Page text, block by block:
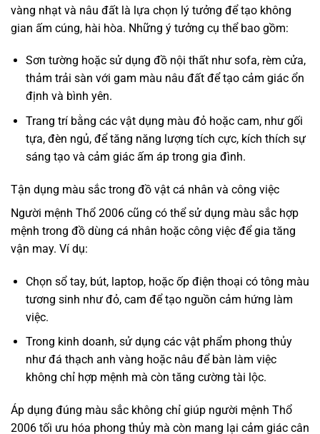
vàng nhạt và nâu đất là lựa chọn lý tưởng để tạo không
gian ấm cúng, hài hòa. Những ý tưởng cụ thể bao gồm:
Sơn tường hoặc sử dụng đồ nội thất như sofa, rèm cửa,
thảm trải sàn với gam màu nâu đất để tạo cảm giác ổn
định và bình yên.
Trang trí bằng các vật dụng màu đỏ hoặc cam, như gối
tựa, đèn ngủ, để tăng năng lượng tích cực, kích thích sự
sáng tạo và cảm giác ấm áp trong gia đình.
Tận dụng màu sắc trong đồ vật cá nhân và công việc
Người mệnh Thổ 2006 cũng có thể sử dụng màu sắc hợp
mệnh trong đồ dùng cá nhân hoặc công việc để gia tăng
vận may. Ví dụ:
Chọn sổ tay, bút, laptop, hoặc ốp điện thoại có tông màu
tương sinh như đỏ, cam để tạo nguồn cảm hứng làm
việc.
Trong kinh doanh, sử dụng các vật phẩm phong thủy
như đá thạch anh vàng hoặc nâu để bàn làm việc
không chỉ hợp mệnh mà còn tăng cường tài lộc.
Áp dụng đúng màu sắc không chỉ giúp người mệnh Thổ
2006 tối ưu hóa phong thủy mà còn mang lại cảm giác cân